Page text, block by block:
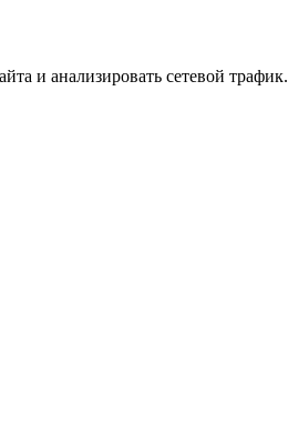
и анализировать сетевой трафик.